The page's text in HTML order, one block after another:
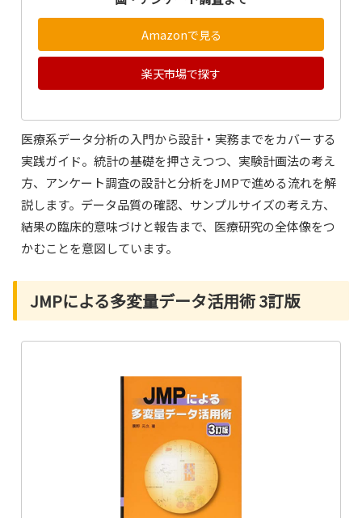
Amazonで見る
楽天市場で探す
医療系データ分析の入門から設計・実務までをカバーする
実践ガイド。統計の基礎を押さえつつ、実験計画法の考え
方、アンケート調査の設計と分析をJMPで進める流れを解
説します。データ品質の確認、サンプルサイズの考え方、
結果の臨床的意味づけと報告まで、医療研究の全体像をつ
かむことを意図しています。
JMPによる多変量データ活用術 3訂版